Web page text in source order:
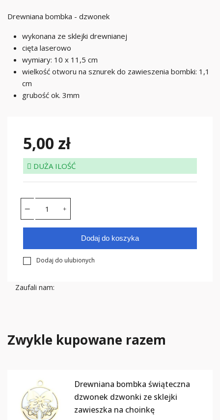
Drewniana bombka - dzwonek
wykonana ze sklejki drewnianej
cięta laserowo
wymiary: 10 x 11,5 cm
wielkość otworu na sznurek do zawieszenia bombki: 1,1
cm
grubość ok. 3mm
5,00 zł
DUŻA ILOŚĆ
Dodaj do koszyka
Dodaj do ulubionych
Zaufali nam:
Zwykle kupowane razem
Drewniana bombka świąteczna
dzwonek dzwonki ze sklejki
zawieszka na choinkę